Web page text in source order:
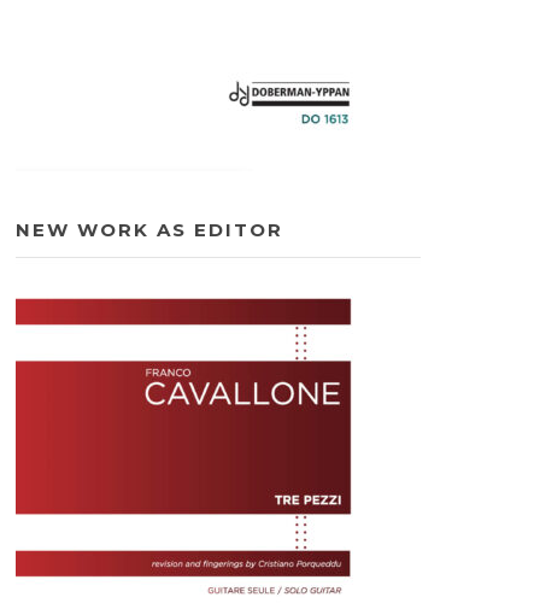
NEW WORK AS EDITOR